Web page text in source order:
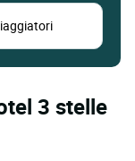
3 stelle